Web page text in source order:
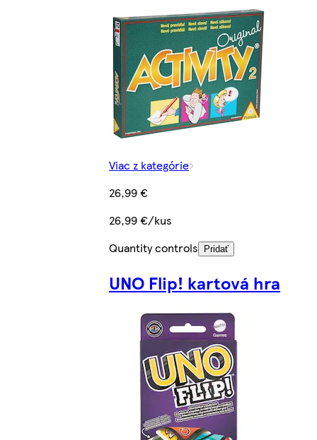
Viac z kategórie
26,99 €
26,99 €/kus
Quantity controls
Pridať
UNO Flip! kartová hra